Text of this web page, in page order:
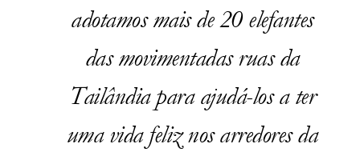
adotamos mais de 20 elefantes
das movimentadas ruas da
Tailândia para ajudá-los a ter
uma vida feliz nos arredores da